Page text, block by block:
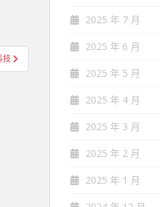
技
2025 年 7 月
2025 年 6 月
2025 年 5 月
2025 年 4 月
2025 年 3 月
2025 年 2 月
2025 年 1 月